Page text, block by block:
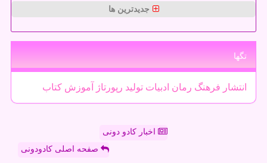
جدیدترین ها
تگها
انتشار فرهنگ رمان ادبیات تولید رپورتاژ آموزش كتاب
اخبار کادو دونی
صفحه اصلی کادودونی